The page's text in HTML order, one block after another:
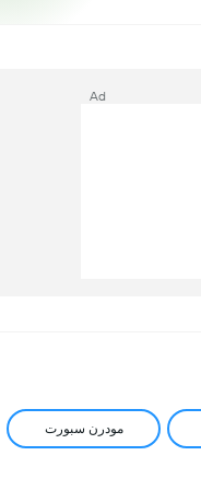
Ad
مودرن سبورت